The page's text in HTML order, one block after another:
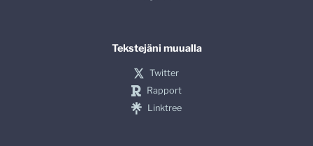
Tekstejäni muualla
Twitter
Rapport
Linktree